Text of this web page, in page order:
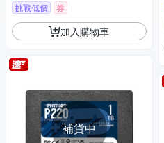
挑戰低價
券
加入購物車
補貨中